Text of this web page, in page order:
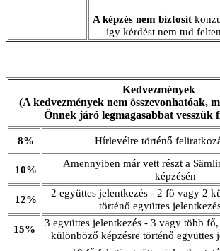
A képzés nem biztosít
így kérdést nem tud
Kedvezmények
(A kedvezmények nem összevonhatóak,
Önnek járó legmagasabbat vesszük
8% Hírlevélre történő
10%
Amennyiben már vett részt a
képzésén
12%
2 együttes jelentkezés - 2 fő vagy 2
történő együttes
15%
3 együttes jelentkezés - 3 vagy több
különböző képzésre történő együttes